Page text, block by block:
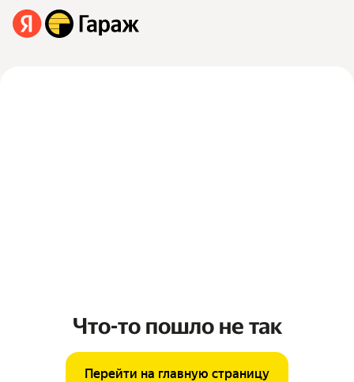
Что-то пошло не так
Перейти на главную страницу